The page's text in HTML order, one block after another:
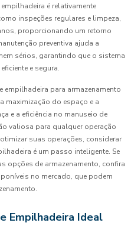
é relativamente
inspeções regulares e limpeza,
proporcionando um retorno
preventiva ajuda a
sérios, garantindo que o sistema
e segura.
empilhadeira para armazenamento
maximização do espaço e a
e a eficiência no manuseio de
valiosa para qualquer operação
suas operações, considerar
é um passo inteligente. Se
opções de armazenamento, confira
no mercado, que podem
Empilhadeira Ideal